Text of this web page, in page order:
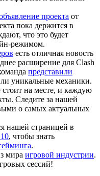
проекта от
пока держится в
что это будет
режимом.
есть отличная новость
расширение для Clash
представили
уникальные механики.
на месте, и каждую
Следите за нашей
о самых актуальных
нашей страницей в
, чтобы знать
.
мира игровой индустрии.
сессий!